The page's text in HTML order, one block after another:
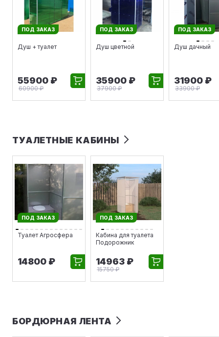
ПОД ЗАКАЗ
Душ + туалет
55900 ₽
60900 ₽
ПОД ЗАКАЗ
Душ цветной
35900 ₽
37900 ₽
ПОД ЗАКАЗ
Душ дачный
31900 ₽
33900 ₽
ТУАЛЕТНЫЕ КАБИНЫ
ПОД ЗАКАЗ
Туалет Агросфера
14800 ₽
ПОД ЗАКАЗ
Кабина для туалета
Подорожник
14963 ₽
15750 ₽
БОРДЮРНАЯ ЛЕНТА